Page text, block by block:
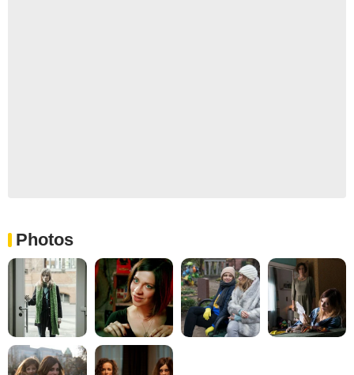
Photos